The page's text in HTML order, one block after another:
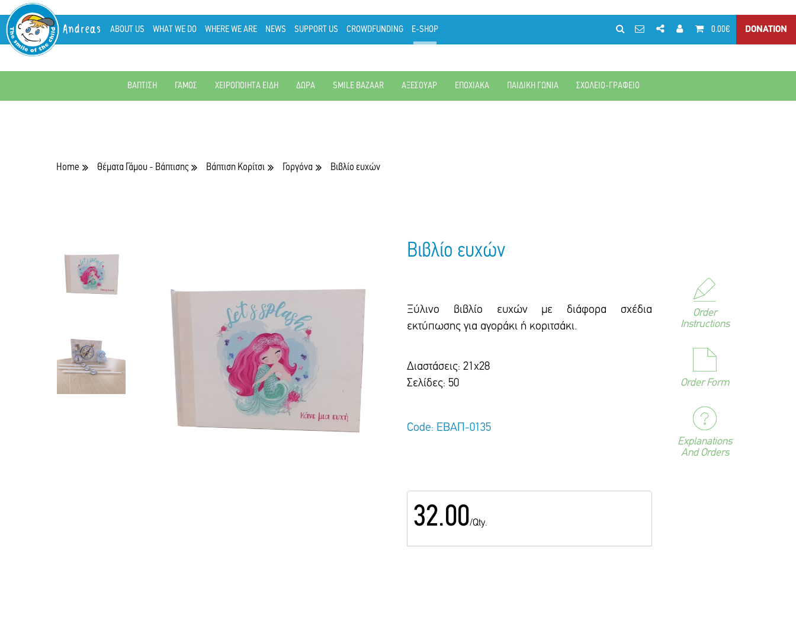
Andreas ABOUT US WHAT WE DO WHERE WE ARE NEWS SUPPORT US CROWDFUNDING E-SHOP 0.00€ DONATION
ΒΑΠΤΙΣΗ ΓΑΜΟΣ ΧΕΙΡΟΠΟΙΗΤΑ ΕΙΔΗ ΔΩΡΑ SMILE BAZAAR ΑΞΕΣΟΥΑΡ ΕΠΟΧΙΑΚΑ ΠΑΙΔΙΚΗ ΓΩΝΙΑ ΣΧΟΛΕΙΟ-ΓΡΑΦΕΙΟ
Home Θέματα Γάμου - Βάπτισης Βάπτιση Κορίτσι Γοργόνα Βιβλίο ευχών
Βιβλίο ευχών
Ξύλινο βιβλίο ευχών με διάφορα σχέδια
εκτύπωσης για αγοράκι ή κοριτσάκι.
Διαστάσεις: 21χ28
Σελίδες: 50
Code: ΕΒΑΠ-0135
32.00/Qty.
Order
Instructions
Order Form
Explanations
And Orders